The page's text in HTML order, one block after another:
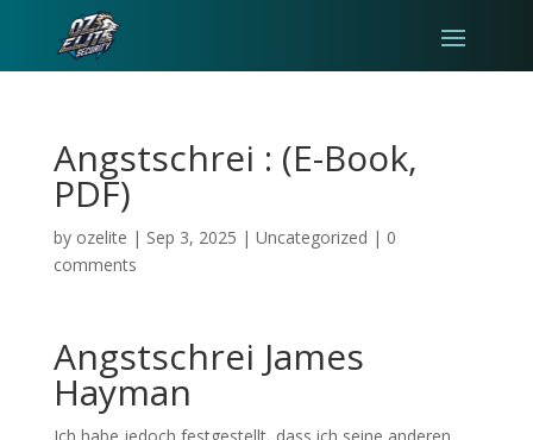
Angstschrei : (E-Book,
PDF)
by ozelite | Sep 3, 2025 | Uncategorized | 0
comments
Angstschrei James
Hayman
Ich habe jedoch festgestellt, dass ich seine anderen